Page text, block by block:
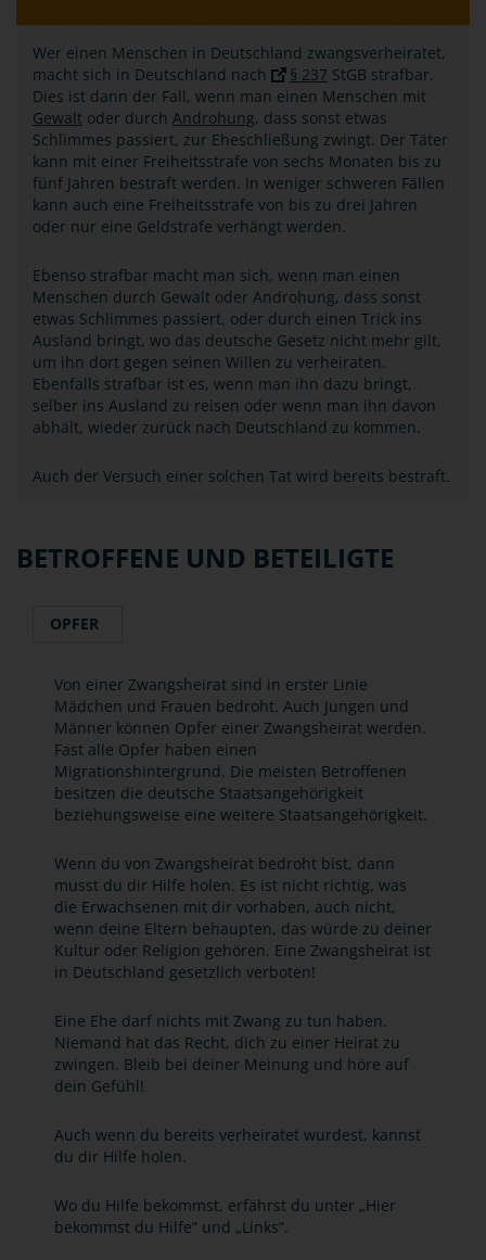
Wer einen Menschen in Deutschland zwangsverheiratet,
macht sich in Deutschland nach
§ 237 StGB strafbar.
Dies ist dann der Fall, wenn man einen Menschen mit
Gewalt oder durch Androhung, dass sonst etwas
Schlimmes passiert, zur Eheschließung zwingt. Der Täter
kann mit einer Freiheitsstrafe von sechs Monaten bis zu
fünf Jahren bestraft werden. In weniger schweren Fällen
kann auch eine Freiheitsstrafe von bis zu drei Jahren
oder nur eine Geldstrafe verhängt werden.
Ebenso strafbar macht man sich, wenn man einen
Menschen durch Gewalt oder Androhung, dass sonst
etwas Schlimmes passiert, oder durch einen Trick ins
Ausland bringt, wo das deutsche Gesetz nicht mehr gilt,
um ihn dort gegen seinen Willen zu verheiraten.
Ebenfalls strafbar ist es, wenn man ihn dazu bringt,
selber ins Ausland zu reisen oder wenn man ihn davon
abhält, wieder zurück nach Deutschland zu kommen.
Auch der Versuch einer solchen Tat wird bereits bestraft.
BETROFFENE UND BETEILIGTE
OPFER
Von einer Zwangsheirat sind in erster Linie
Mädchen und Frauen bedroht. Auch Jungen und
Männer können Opfer einer Zwangsheirat werden.
Fast alle Opfer haben einen
Migrationshintergrund. Die meisten Betroffenen
besitzen die deutsche Staatsangehörigkeit
beziehungsweise eine weitere Staatsangehörigkeit.
Wenn du von Zwangsheirat bedroht bist, dann
musst du dir Hilfe holen. Es ist nicht richtig, was
die Erwachsenen mit dir vorhaben, auch nicht,
wenn deine Eltern behaupten, das würde zu deiner
Kultur oder Religion gehören. Eine Zwangsheirat ist
in Deutschland gesetzlich verboten!
Eine Ehe darf nichts mit Zwang zu tun haben.
Niemand hat das Recht, dich zu einer Heirat zu
zwingen. Bleib bei deiner Meinung und höre auf
dein Gefühl!
Auch wenn du bereits verheiratet wurdest, kannst
du dir Hilfe holen.
Wo du Hilfe bekommst, erfährst du unter „Hier
bekommst du Hilfe“ und „Links“.